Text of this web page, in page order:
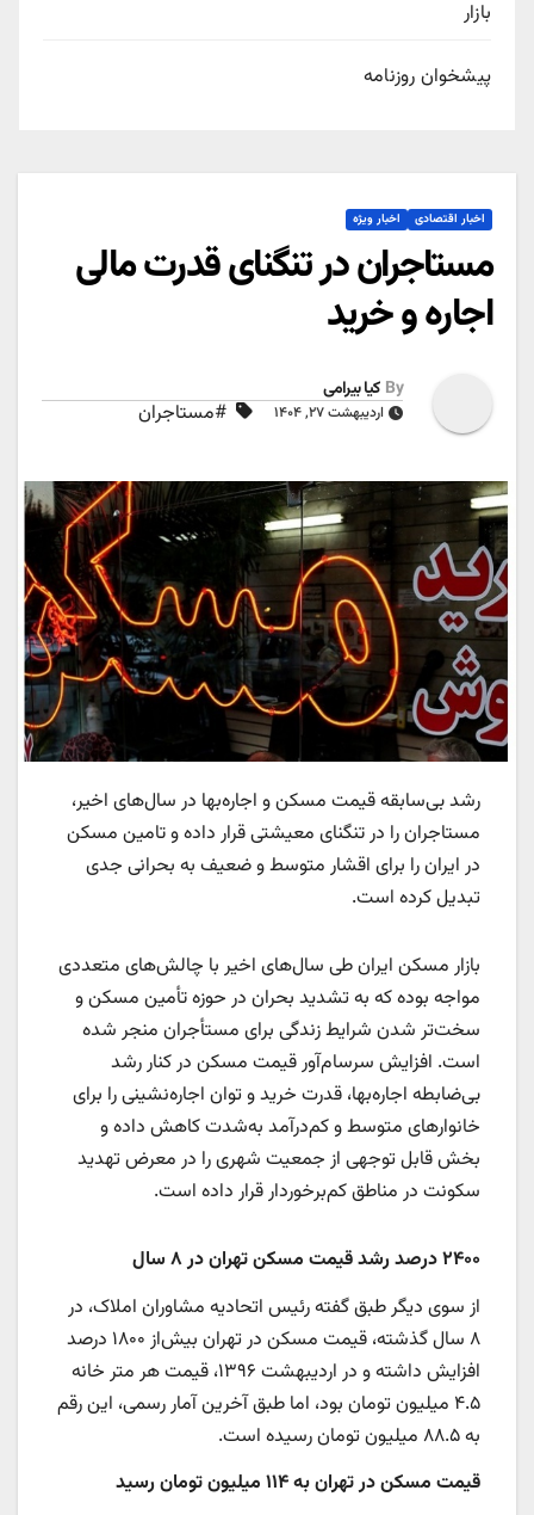
بازار
پیشخوان روزنامه
اخبار اقتصادی اخبار ویژه
مستاجران در تنگنای قدرت مالی
اجاره و خرید
By کیا بیرامی
اردیبهشت ۲۷, ۱۴۰۴ #مستاجران
رشد بی‌سابقه قیمت مسکن و اجاره‌بها در سال‌های اخیر،
مستاجران را در تنگنای معیشتی قرار داده و تامین مسکن
در ایران را برای اقشار متوسط و ضعیف به بحرانی جدی
تبدیل کرده است.
بازار مسکن ایران طی سال‌های اخیر با چالش‌های متعددی
مواجه بوده که به تشدید بحران در حوزه تأمین مسکن و
سخت‌تر شدن شرایط زندگی برای مستأجران منجر شده
است. افزایش سرسام‌آور قیمت مسکن در کنار رشد
بی‌ضابطه اجاره‌بها، قدرت خرید و توان اجاره‌نشینی را برای
خانوارهای متوسط و کم‌درآمد به‌شدت کاهش داده و
بخش قابل توجهی از جمعیت شهری را در معرض تهدید
سکونت در مناطق کم‌برخوردار قرار داده است.
۲۴۰۰ درصد رشد قیمت مسکن تهران در ۸ سال
از سوی دیگر طبق گفته رئیس اتحادیه مشاوران املاک، در
۸ سال گذشته، قیمت مسکن در تهران بیش‌از ۱۸۰۰ درصد
افزایش داشته و در اردیبهشت ۱۳۹۶، قیمت هر متر خانه
۴.۵ میلیون تومان بود، اما طبق آخرین آمار رسمی، این رقم
به ۸۸.۵ میلیون تومان رسیده است.
قیمت مسکن در تهران به ۱۱۴ میلیون تومان رسید